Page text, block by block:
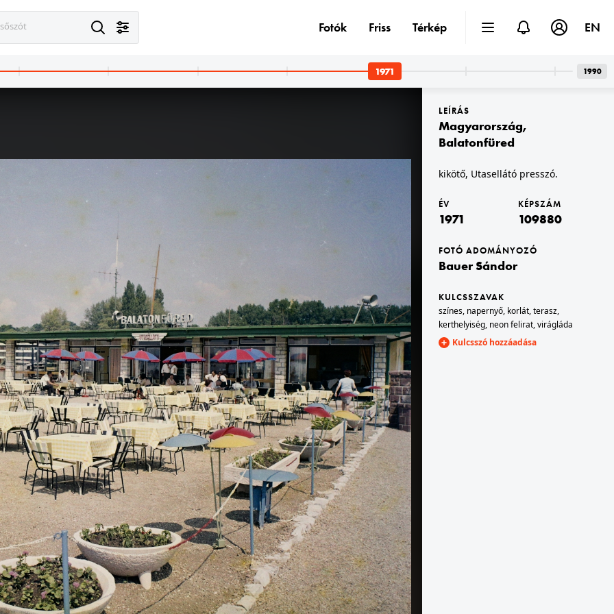
a Gyermekvasút (Úttörővasút) végállomása.
állomás, büfé.
1971 · Zalaegerszeg
vasútállomás, étterem.
1971 · Budapest V.
Belgrád rakpart, hajóállomás, Sólyom szárnyashajó. Az ablakon át az Erzsébet híd látszik.
1971 · Budapest XII. · Széchenyihegy
a Gyermekvasút (Úttörővasút) végállomása, étterem.
1971 · Magyarország
a MÁV győri 1. osztályú kocsijának folyosóján az Utasellátó mozgóárusa.
1971 · Szekszárd
a vasútállomás étterme (Resti).
LEÍRÁS
Magyarország,
Balatonfüred
kikötő, Utasellátó presszó.
ÉV
1971
KÉPSZÁM
109880
FOTÓ ADOMÁNYOZÓ
Bauer Sándor
KULCSSZAVAK
színes, napernyő, korlát,terasz,
kerthelyiség, neon felirat,virágláda
Kulcsszó hozzáadása
Fotók Friss Térkép EN
1990
1971